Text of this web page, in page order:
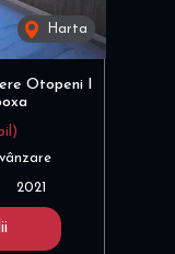
Harta
Otopeni I
2021